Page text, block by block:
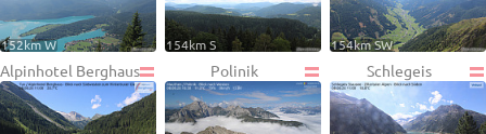
152km W 154km S 154km SW
Alpinhotel Berghaus Polinik Schlegeis